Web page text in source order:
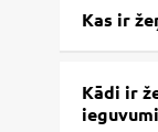
Kas ir
Kādi ir